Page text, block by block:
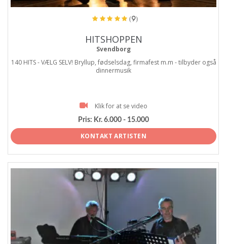
(9)
HITSHOPPEN
Svendborg
140 HITS - VÆLG SELV! Bryllup, fødselsdag, firmafest m.m - tilbyder også
dinnermusik
Klik for at se video
Pris: Kr. 6.000 - 15.000
KONTAKT ARTISTEN